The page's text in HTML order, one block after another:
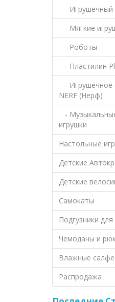
- Игрушечный
- Мягкие
- Роботы
- Пластилин
- Игрушечное
NERF (Нерф)
-
игрушки
Настольные
Детские
Детские
Самокаты
Подгузники
Чемоданы и
Влажные
Распродажа